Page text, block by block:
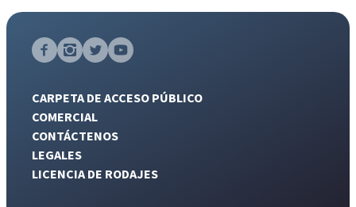
CARPETA DE ACCESO PÚBLICO
COMERCIAL
CONTÁCTENOS
LEGALES
LICENCIA DE RODAJES